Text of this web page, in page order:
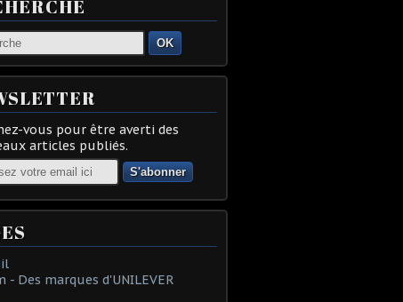
OK
vous pour être averti des
articles publiés.
- Des marques d'UNILEVER